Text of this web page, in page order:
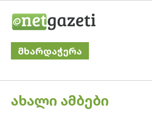
მხარდაჭერა
POSTED
ᲐᲮᲐᲚᲘ ᲐᲛᲑᲔᲑᲘ